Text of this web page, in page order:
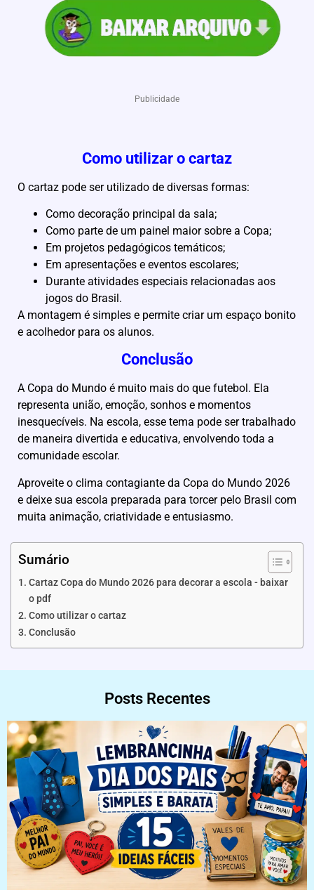
Publicidade
Como utilizar o cartaz
O cartaz pode ser utilizado de diversas formas:
Como decoração principal da sala;
Como parte de um painel maior sobre a Copa;
Em projetos pedagógicos temáticos;
Em apresentações e eventos escolares;
Durante atividades especiais relacionadas aos
jogos do Brasil.
A montagem é simples e permite criar um espaço bonito
e acolhedor para os alunos.
Conclusão
A Copa do Mundo é muito mais do que futebol. Ela
representa união, emoção, sonhos e momentos
inesquecíveis. Na escola, esse tema pode ser trabalhado
de maneira divertida e educativa, envolvendo toda a
comunidade escolar.
Aproveite o clima contagiante da Copa do Mundo 2026
e deixe sua escola preparada para torcer pelo Brasil com
muita animação, criatividade e entusiasmo.
Sumário
Cartaz Copa do Mundo 2026 para decorar a escola - baixar
o pdf
Como utilizar o cartaz
Conclusão
Posts Recentes